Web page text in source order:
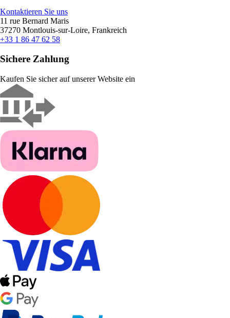
Kontaktieren Sie uns
11 rue Bernard Maris
37270 Montlouis-sur-Loire, Frankreich
+33 1 86 47 62 58
Sichere Zahlung
Kaufen Sie sicher auf unserer Website ein